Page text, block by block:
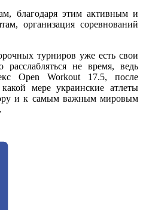
благодаря этим активным и
организация соревнований
турниров уже есть свои
не время, ведь
Open Workout 17.5, после
мере украинские атлеты
и к самым важным мировым